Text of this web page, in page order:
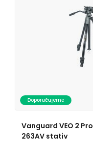
Doporučujeme
Vanguard VEO 2 Pro
263AV stativ